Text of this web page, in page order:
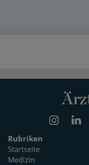
Rubriken
Startseite
Medizin